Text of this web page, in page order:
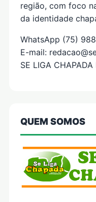
região, com foco
da identidade
WhatsApp (75)
E-mail:
SE LIGA
QUEM SOMOS